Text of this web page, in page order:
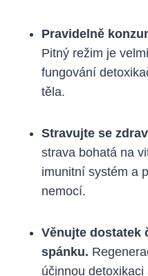
Pravidelně
Pitný režim je
fungování
těla.
Stravujte se
strava bohatá ⁢na
imunitní​ systém a
nemocí.
Věnujte dostatek
spánku.
účinnou